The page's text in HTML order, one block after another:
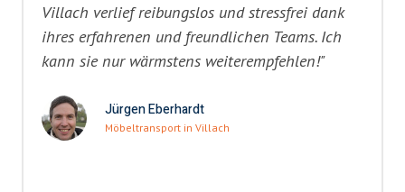
Villach verlief reibungslos und stressfrei dank
ihres erfahrenen und freundlichen Teams. Ich
kann sie nur wärmstens weiterempfehlen!"
Jürgen Eberhardt
Möbeltransport in Villach